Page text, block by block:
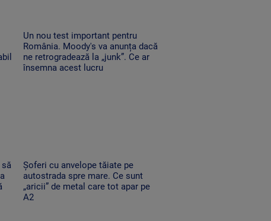
Un nou test important pentru
România. Moody's va anunța dacă
ne retrogradează la „junk”. Ce ar
însemna acest lucru
să
Șoferi cu anvelope tăiate pe
autostrada spre mare. Ce sunt
„aricii” de metal care tot apar pe
A2